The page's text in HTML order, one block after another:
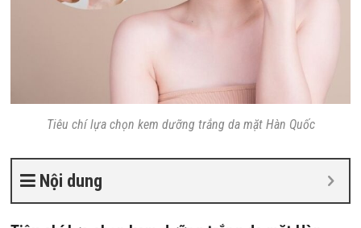
Tiêu chí lựa chọn kem dưỡng trắng da mặt Hàn Quốc
Nội dung